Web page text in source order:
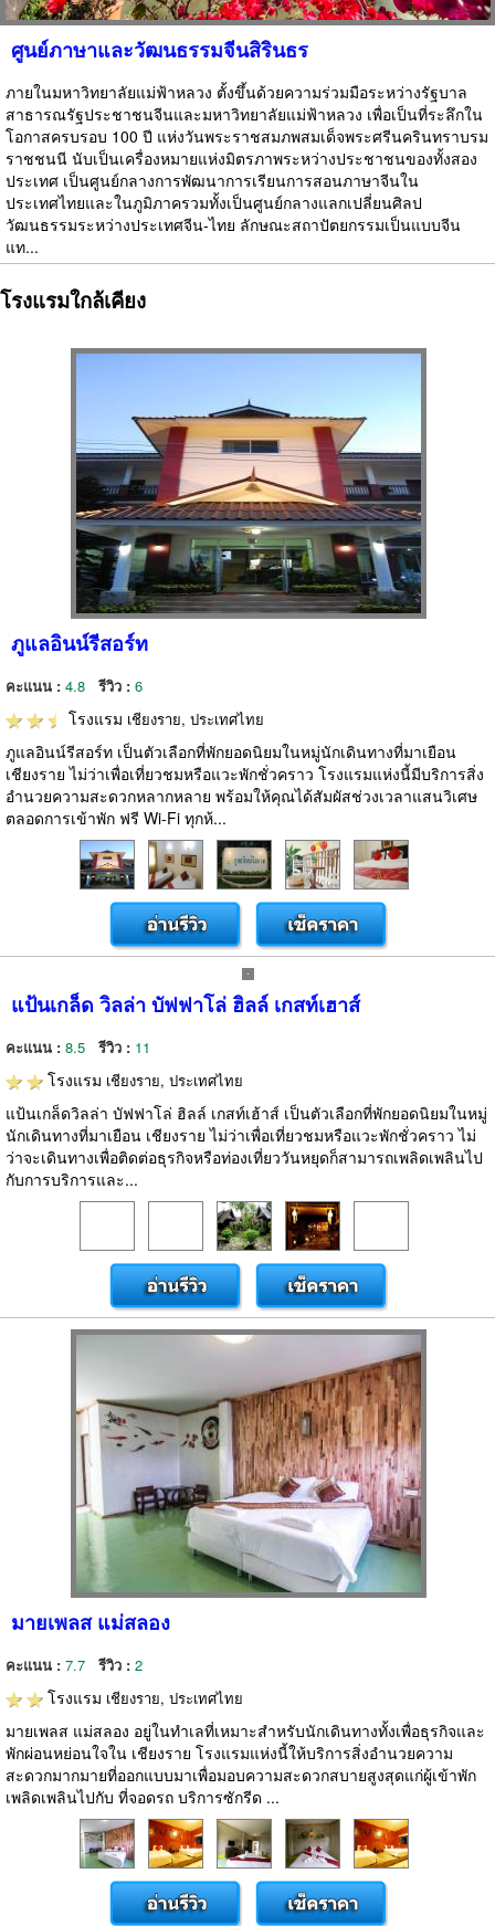
ศูนย์ภาษาและวัฒนธรรมจีนสิรินธร
ภายในมหาวิทยาลัยแม่ฟ้าหลวง ตั้งขึ้นด้วยความร่วมมือระหว่างรัฐบาล
สาธารณรัฐประชาชนจีนและมหาวิทยาลัยแม่ฟ้าหลวง เพื่อเป็นที่ระลึกใน
โอกาสครบรอบ 100 ปี แห่งวันพระราชสมภพสมเด็จพระศรีนครินทราบรม
ราชชนนี นับเป็นเครื่องหมายแห่งมิตรภาพระหว่างประชาชนของทั้งสอง
ประเทศ เป็นศูนย์กลางการพัฒนาการเรียนการสอนภาษาจีนใน
ประเทศไทยและในภูมิภาครวมทั้งเป็นศูนย์กลางแลกเปลี่ยนศิลป
วัฒนธรรมระหว่างประเทศจีน-ไทย ลักษณะสถาปัตยกรรมเป็นแบบจีน
แท...
โรงแรมใกล้เคียง
ภูแลอินน์รีสอร์ท
คะแนน : 4.8 รีวิว : 6
โรงแรม เชียงราย, ประเทศไทย
ภูแลอินน์รีสอร์ท เป็นตัวเลือกที่พักยอดนิยมในหมู่นักเดินทางที่มาเยือน
เชียงราย ไม่ว่าเพื่อเที่ยวชมหรือแวะพักชั่วคราว โรงแรมแห่งนี้มีบริการสิ่ง
อำนวยความสะดวกหลากหลาย พร้อมให้คุณได้สัมผัสช่วงเวลาแสนวิเศษ
ตลอดการเข้าพัก ฟรี Wi-Fi ทุกห้...
แป้นเกล็ด วิลล่า บัฟฟาโล่ ฮิลล์ เกสท์เฮาส์
คะแนน : 8.5 รีวิว : 11
โรงแรม เชียงราย, ประเทศไทย
แป้นเกล็ดวิลล่า บัฟฟาโล่ ฮิลล์ เกสท์เฮ้าส์ เป็นตัวเลือกที่พักยอดนิยมในหมู่
นักเดินทางที่มาเยือน เชียงราย ไม่ว่าเพื่อเที่ยวชมหรือแวะพักชั่วคราว ไม่
ว่าจะเดินทางเพื่อติดต่อธุรกิจหรือท่องเที่ยววันหยุดก็สามารถเพลิดเพลินไป
กับการบริการและ...
มายเพลส แม่สลอง
คะแนน : 7.7 รีวิว : 2
โรงแรม เชียงราย, ประเทศไทย
มายเพลส แม่สลอง อยู่ในทำเลที่เหมาะสำหรับนักเดินทางทั้งเพื่อธุรกิจและ
พักผ่อนหย่อนใจใน เชียงราย โรงแรมแห่งนี้ให้บริการสิ่งอำนวยความ
สะดวกมากมายที่ออกแบบมาเพื่อมอบความสะดวกสบายสูงสุดแก่ผู้เข้าพัก
เพลิดเพลินไปกับ ที่จอดรถ บริการซักรีด ...